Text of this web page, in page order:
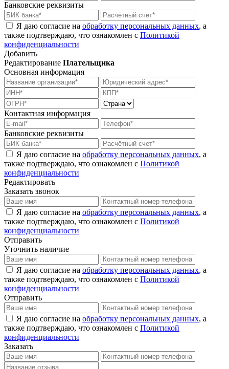
Банковские реквизиты
Я даю согласие на обработку персональных данных, а
также подтверждаю, что ознакомлен с Политикой
конфиденциальности
Добавить
Редактирование Плательщика
Основная информация
Контактная информация
Банковские реквизиты
Я даю согласие на обработку персональных данных, а
также подтверждаю, что ознакомлен с Политикой
конфиденциальности
Редактировать
Заказать звонок
Я даю согласие на обработку персональных данных, а
также подтверждаю, что ознакомлен с Политикой
конфиденциальности
Отправить
Уточнить наличие
Я даю согласие на обработку персональных данных, а
также подтверждаю, что ознакомлен с Политикой
конфиденциальности
Отправить
Я даю согласие на обработку персональных данных, а
также подтверждаю, что ознакомлен с Политикой
конфиденциальности
Заказать